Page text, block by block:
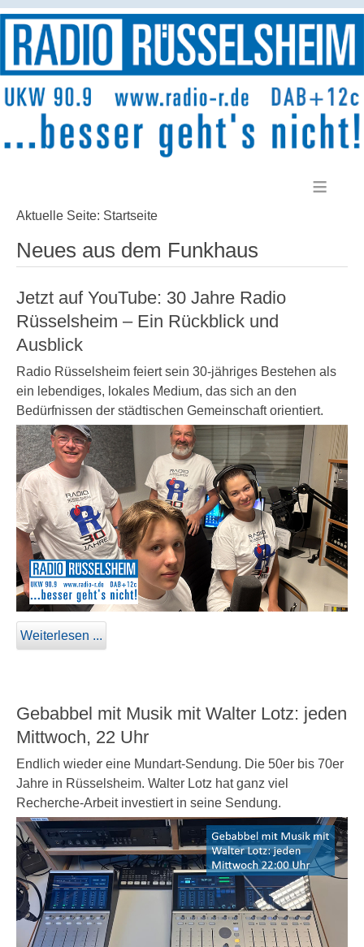
≡
Aktuelle Seite: Startseite
Neues aus dem Funkhaus
Jetzt auf YouTube: 30 Jahre Radio
Rüsselsheim – Ein Rückblick und
Ausblick
Radio Rüsselsheim feiert sein 30-jähriges Bestehen als
ein lebendiges, lokales Medium, das sich an den
Bedürfnissen der städtischen Gemeinschaft orientiert.
Weiterlesen ...
Gebabbel mit Musik mit Walter Lotz: jeden
Mittwoch, 22 Uhr
Endlich wieder eine Mundart-Sendung. Die 50er bis 70er
Jahre in Rüsselsheim. Walter Lotz hat ganz viel
Recherche-Arbeit investiert in seine Sendung.